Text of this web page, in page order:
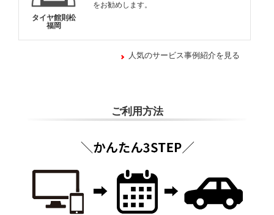
タイヤ館則松
福岡
をお勧めします。
人気のサービス事例紹介を見る
ご利用方法